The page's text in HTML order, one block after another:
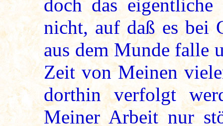
doch das
nicht, auf daß es bei
aus dem Munde falle
Zeit von Meinen
dorthin verfolgt
Meiner Arbeit nur